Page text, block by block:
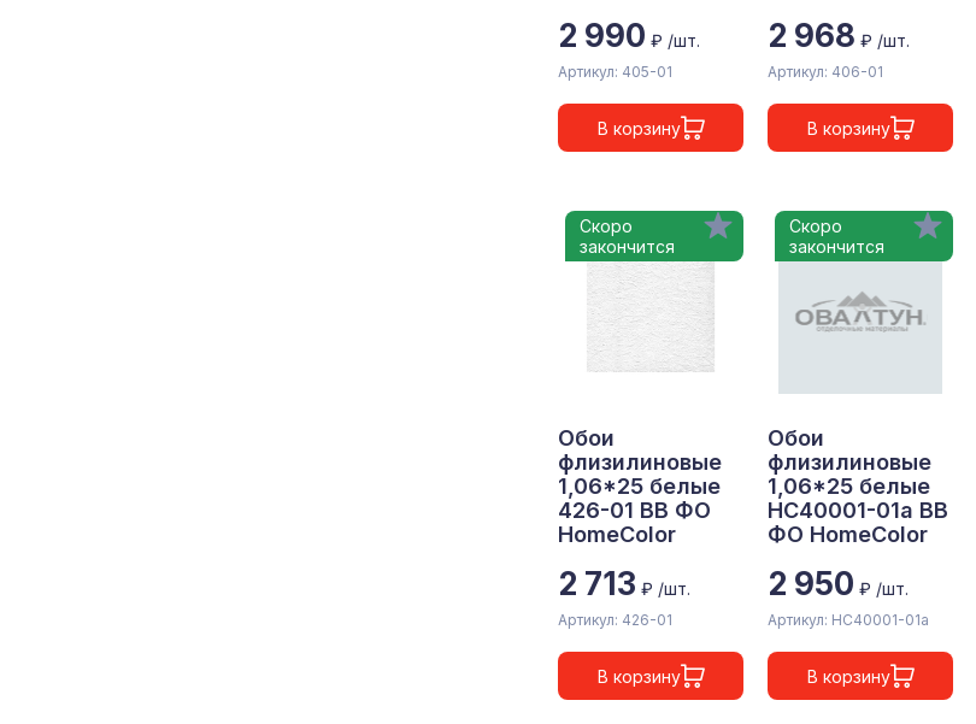
2 990 ₽ /шт.
Артикул: 405-01
В корзину
2 968 ₽ /шт.
Артикул: 406-01
В корзину
Скоро
закончится
Обои
флизилиновые
1,06*25 белые
426-01 ВВ ФО
HomeColor
2 713 ₽ /шт.
Артикул: 426-01
В корзину
Скоро
закончится
Обои
флизилиновые
1,06*25 белые
НС40001-01а ВВ
ФО HomeColor
2 950 ₽ /шт.
Артикул: НС40001-01а
В корзину